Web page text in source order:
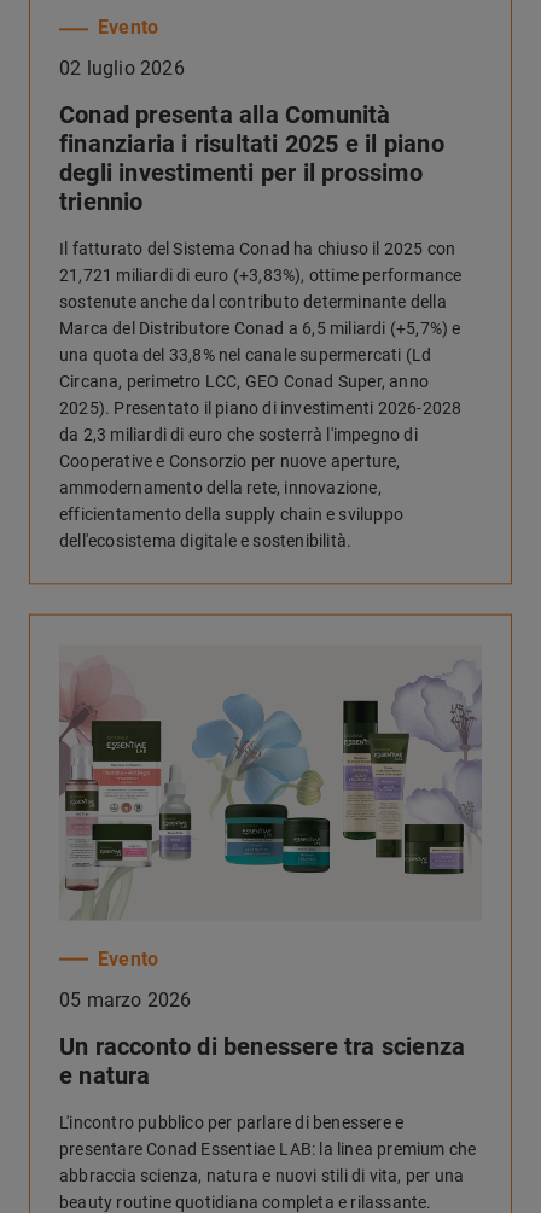
Evento
02 luglio 2026
Conad presenta alla Comunità
finanziaria i risultati 2025 e il piano
degli investimenti per il prossimo
triennio
Il fatturato del Sistema Conad ha chiuso il 2025 con
21,721 miliardi di euro (+3,83%), ottime performance
sostenute anche dal contributo determinante della
Marca del Distributore Conad a 6,5 miliardi (+5,7%) e
una quota del 33,8% nel canale supermercati (Ld
Circana, perimetro LCC, GEO Conad Super, anno
2025). Presentato il piano di investimenti 2026-2028
da 2,3 miliardi di euro che sosterrà l'impegno di
Cooperative e Consorzio per nuove aperture,
ammodernamento della rete, innovazione,
efficientamento della supply chain e sviluppo
dell'ecosistema digitale e sostenibilità.
Evento
05 marzo 2026
Un racconto di benessere tra scienza
e natura
L'incontro pubblico per parlare di benessere e
presentare Conad Essentiae LAB: la linea premium che
abbraccia scienza, natura e nuovi stili di vita, per una
beauty routine quotidiana completa e rilassante.